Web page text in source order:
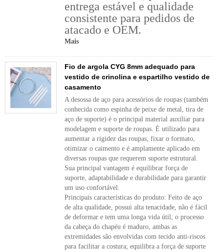
entrega estável e qualidade
consistente para pedidos de
atacado e OEM.
Mais
Fio de argola CYG 8mm adequado para
vestido de crinolina e espartilho vestido de
casamento
A desossa de aço para acessórios de roupas (também
conhecida como espinha de peixe de metal, tira de
aço de suporte) é o principal material auxiliar para
modelagem e suporte de roupas. É utilizado para
aumentar a rigidez das roupas, fixar o formato,
otimizar o caimento e é amplamente aplicado em
diversas roupas que requerem suporte estrutural.
Sua principal vantagem é equilibrar força de
suporte, adaptabilidade e durabilidade para garantir
um uso confortável.
Principais características do produto: Feito de aço
de alta qualidade, possui alta tenacidade, não é fácil
de deformar e tem uma longa vida útil; o processo
da cabeça do chapéu é maduro, ambas as
extremidades são envolvidas com tecido anti-riscos
para facilitar a costura; equilibra a força de suporte